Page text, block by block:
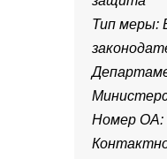
Тип меры:
Номер OA: